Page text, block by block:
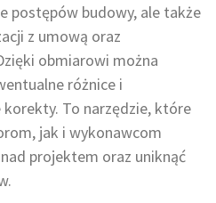
postępów budowy, ale także
z umową oraz
obmiarowi można
różnice i
To narzędzie, które
jak i wykonawcom
projektem oraz uniknąć